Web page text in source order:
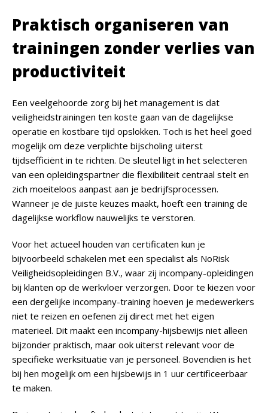
Praktisch organiseren van
trainingen zonder verlies van
productiviteit
Een veelgehoorde zorg bij het management is dat
veiligheidstrainingen ten koste gaan van de dagelijkse
operatie en kostbare tijd opslokken. Toch is het heel goed
mogelijk om deze verplichte bijscholing uiterst
tijdsefficiënt in te richten. De sleutel ligt in het selecteren
van een opleidingspartner die flexibiliteit centraal stelt en
zich moeiteloos aanpast aan je bedrijfsprocessen.
Wanneer je de juiste keuzes maakt, hoeft een training de
dagelijkse workflow nauwelijks te verstoren.
Voor het actueel houden van certificaten kun je
bijvoorbeeld schakelen met een specialist als NoRisk
Veiligheidsopleidingen B.V., waar zij incompany-opleidingen
bij klanten op de werkvloer verzorgen. Door te kiezen voor
een dergelijke incompany-training hoeven je medewerkers
niet te reizen en oefenen zij direct met het eigen
materieel. Dit maakt een incompany-hijsbewijs niet alleen
bijzonder praktisch, maar ook uiterst relevant voor de
specifieke werksituatie van je personeel. Bovendien is het
bij hen mogelijk om een hijsbewijs in 1 uur certificeerbaar
te maken.